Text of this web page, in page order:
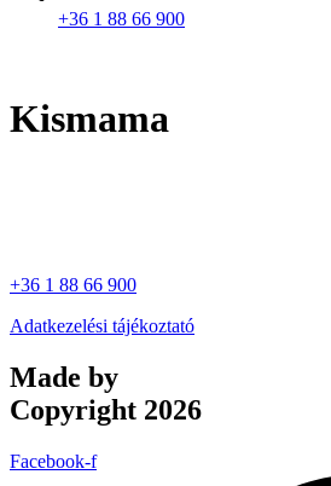
+36 1 88 66 900
Kismama
+36 1 88 66 900
Adatkezelési tájékoztató
Made by
Copyright 2026
Facebook-f